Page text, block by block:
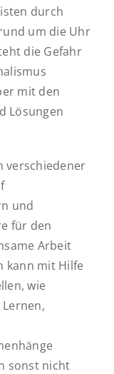
durch
um die Uhr
die Gefahr
mit den
Lösungen
verschiedener
und
für den
Arbeit
kann mit Hilfe
wie
sonst nicht